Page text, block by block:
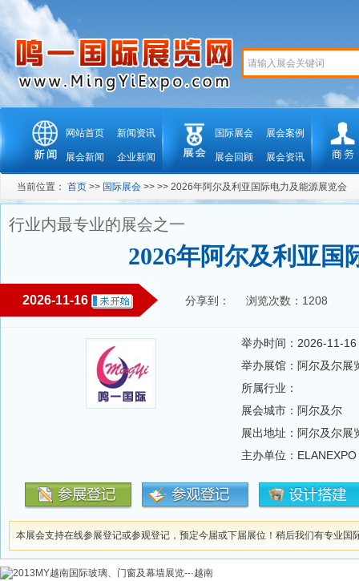
网站首页 新闻资讯
展会新闻 企业新闻
国际展会 展会案例
展会回顾 展会资讯
当前位置： 首页 >> 国际展会 >> >> 2026年阿尔及利亚国际电力及能源展览会
行业内最专业的展会之一
2026年阿尔及利亚国
2026-11-16 分享到： 浏览次数：1208
举办时间：2026-11-
举办展馆：阿尔及尔展
所属行业：
展会城市：阿尔及尔
展出地址：阿尔及尔展
主办单位：
本展会支持在线参展登记或参观登记，预定今届或下届展位！稍后我们有专业国